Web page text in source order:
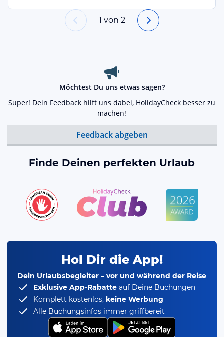
1 von 2
Möchtest Du uns etwas sagen?
Super! Dein Feedback hilft uns dabei, HolidayCheck besser zu
machen!
Feedback abgeben
Finde Deinen perfekten Urlaub
Hol Dir die App!
Dein Urlaubsbegleiter – vor und während der Reise
Exklusive App-Rabatte auf Deine Buchungen
Komplett kostenlos, keine Werbung
Alle Buchungsinfos immer griffbereit